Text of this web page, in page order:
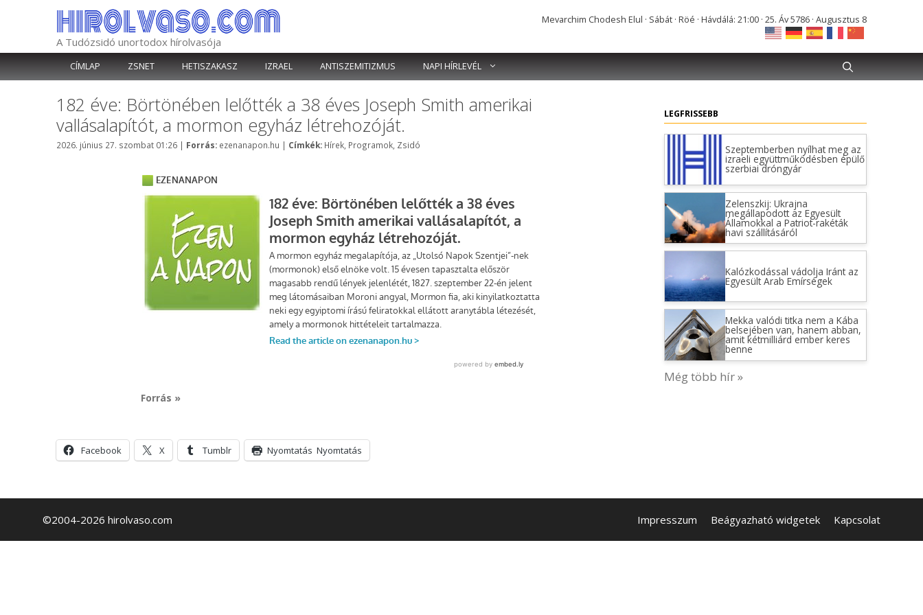
A Tudózsidó unortodox hírolvasója
Mevarchim Chodesh Elul · Sábát · Röé · Hávdálá: 21:00 · 25. Áv 5786 · Augusztus 8
CÍMLAP ZSNET HETISZAKASZ IZRAEL ANTISZEMITIZMUS NAPI HÍRLEVÉL
182 éve: Börtönében lelőtték a 38 éves Joseph Smith amerikai
vallásalapítót, a mormon egyház létrehozóját.
2026. június 27. szombat 01:26 | Forrás: Kategória
ezenanapon.hu | Címkék: Címkék
Hírek Programok Zsidó
Forrás »
Facebook X Tumblr Nyomtatás Nyomtatás
LEGFRISSEBB
Szeptemberben nyílhat meg az
izraeli együttműködésben épülő
szerbiai dróngyár
Zelenszkij: Ukrajna
megállapodott az Egyesült
Államokkal a Patriot-rakéták
havi szállításáról
Kalózkodással vádolja Iránt az
Egyesült Arab Emírségek
Mekka valódi titka nem a Kába
belsejében van, hanem abban,
amit kétmilliárd ember keres
benne
Még több hír »
Impresszum Beágyazható widgetek Kapcsolat
©2004-2026 hirolvaso.com